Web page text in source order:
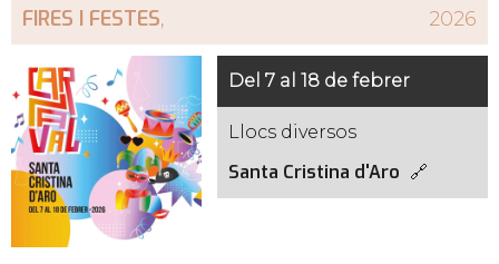
FIRES I FESTES, 2026
Del 7 al 18 de febrer
Llocs diversos
Santa Cristina d'Aro